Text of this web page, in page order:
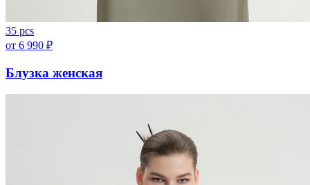
35 pcs
от 6 990 ₽
Блузка женская